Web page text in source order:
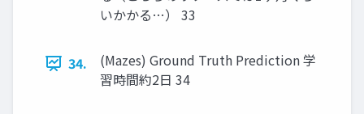
いかかる…） 33
34.
(Mazes) Ground Truth Prediction 学
習時間約2日 34